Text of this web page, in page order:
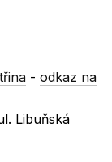
-odkaz na
Libuňská